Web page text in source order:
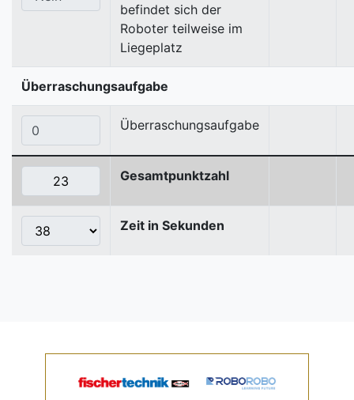
befindet sich der
Roboter teilweise im
Liegeplatz
Überraschungsaufgabe
Überraschungsaufgabe
Gesamtpunktzahl
Zeit in Sekunden